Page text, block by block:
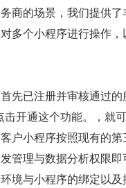
商的场景，我们提供
多个小程序进行操作
先已注册并审核通过
开通这个功能。，就
户小程序按照现有的
管理与数据分析权限
境与小程序的绑定以